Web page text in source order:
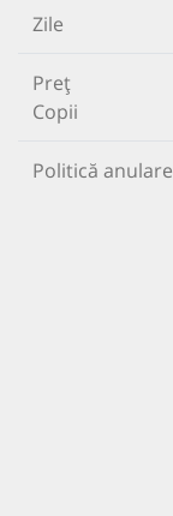
Zile
Preț
Copii
Politică anulare